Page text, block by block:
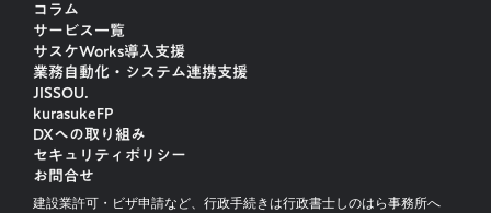
コラム
サービス一覧
サスケWorks導入支援
業務自動化・システム連携支援
JISSOU.
kurasukeFP
DXへの取り組み
セキュリティポリシー
お問合せ
建設業許可・ビザ申請など、行政手続きは行政書士しのはら事務所へ